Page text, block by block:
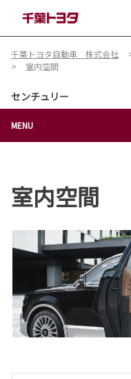
千葉トヨタ自動車 株式会社
室内空間
センチュリー
MENU
室内空間